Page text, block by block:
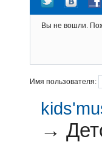
Вы не вошли.
Имя пользователя:
→